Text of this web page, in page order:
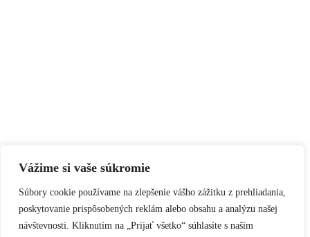
Vážime si vaše súkromie
Súbory cookie používame na zlepšenie vášho zážitku z prehliadania,
poskytovanie prispôsobených reklám alebo obsahu a analýzu našej
návštevnosti. Kliknutím na „Prijať všetko“ súhlasíte s naším